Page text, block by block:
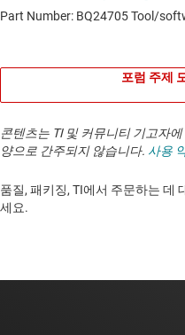
포럼 주제
콘텐츠는 TI 및 커뮤니티 기고자
양으로 간주되지 않습니다. 사용
품질, 패키징, TI에서 주문하는 데
세요. ​​​​​​​​​​​​​​